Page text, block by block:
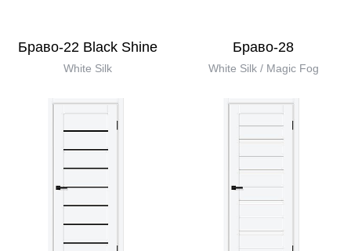
Браво-22 Black Shine
White Silk
Браво-28
White Silk / Magic Fog